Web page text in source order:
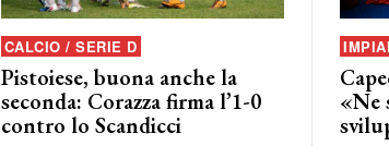
CALCIO / SERIE D
Pistoiese, buona anche la
seconda: Corazza firma l’1-0
contro lo Scandicci
«Ne